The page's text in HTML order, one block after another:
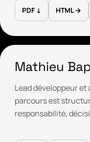
PDF ↓ HTML →
Mathieu
Lead développeur
parcours est
responsabilité,